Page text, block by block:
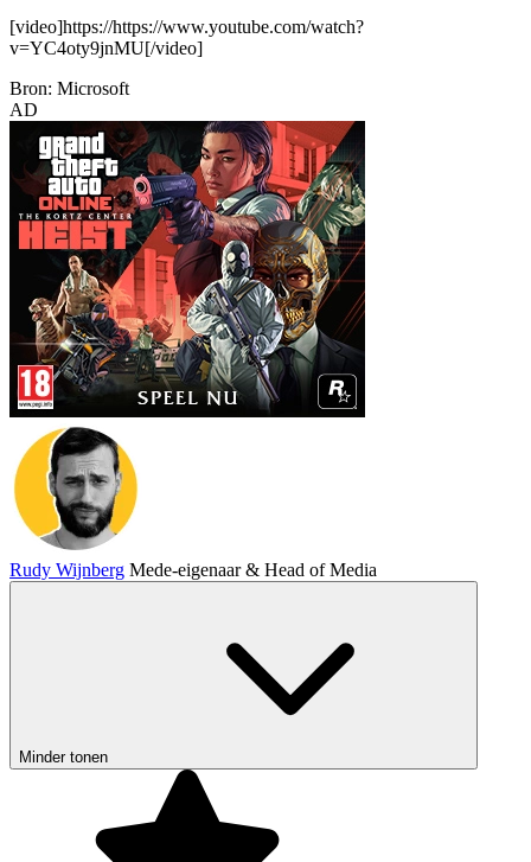
[video]https://https://www.youtube.com/watch?
v=YC4oty9jnMU[/video]
Bron: Microsoft
AD
Rudy Wijnberg Mede-eigenaar & Head of Media
Minder tonen